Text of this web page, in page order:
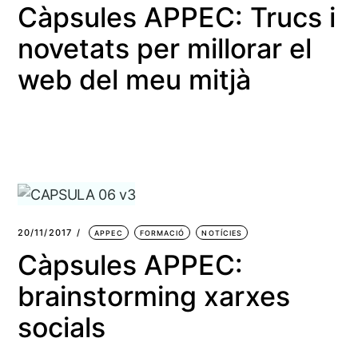
Càpsules APPEC: Trucs i
novetats per millorar el
web del meu mitjà
20/11/2017 APPEC FORMACIÓ NOTÍCIES
Càpsules APPEC:
brainstorming xarxes
socials